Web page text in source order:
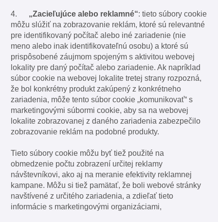
4. „Zacieľujúce alebo reklamné“: tieto súbory cookie
môžu slúžiť na zobrazovanie reklám, ktoré sú relevantné
pre identifikovaný počítač alebo iné zariadenie (nie
meno alebo inak identifikovateľnú osobu) a ktoré sú
prispôsobené záujmom spojeným s aktivitou webovej
lokality pre daný počítač alebo zariadenie. Ak napríklad
súbor cookie na webovej lokalite tretej strany rozpozná,
že bol konkrétny produkt zakúpený z konkrétneho
zariadenia, môže tento súbor cookie „komunikovať“ s
marketingovými súbormi cookie, aby sa na webovej
lokalite zobrazovanej z daného zariadenia zabezpečilo
zobrazovanie reklám na podobné produkty.
Tieto súbory cookie môžu byť tiež použité na
obmedzenie počtu zobrazení určitej reklamy
návštevníkovi, ako aj na meranie efektivity reklamnej
kampane. Môžu si tiež pamätať, že boli webové stránky
navštívené z určitého zariadenia, a zdieľať tieto
informácie s marketingovými organizáciami,